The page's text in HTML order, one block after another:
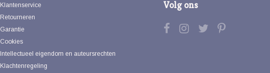
Klantenservice
Retourneren
Garantie
Cookies
Intellectueel eigendom en auteursrechten
Klachtenregeling
Volg ons